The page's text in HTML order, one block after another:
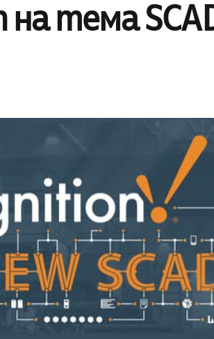
на тема